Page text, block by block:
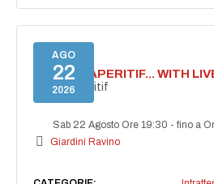
AGO
22
2026
SECRET APERITIF... WITH
Secret aperitif
Sab 22 Agosto Ore 19:30 -fino a
Giardini Ravino